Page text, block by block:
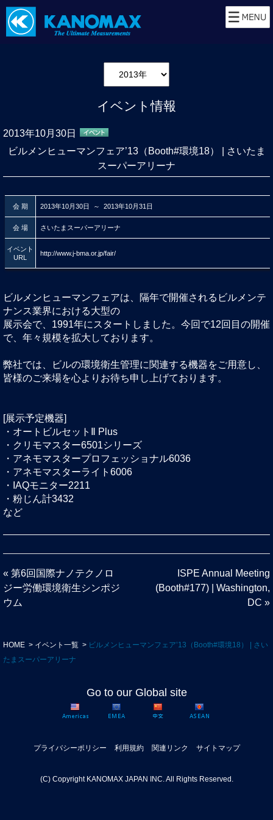
イベント情報
2013年10月30日
ビルメンヒューマンフェア’13（Booth#環境18） | さいたま
スーパーアリーナ
会 期 2013年10月30日 ～ 2013年10月31日
会 場 さいたまスーパーアリーナ
イベント
URL
http://www.j-bma.or.jp/fair/
ビルメンヒューマンフェアは、隔年で開催されるビルメンテ
ナンス業界における大型の
展示会で、1991年にスタートしました。今回で12回目の開催
で、年々規模を拡大しております。
弊社では、ビルの環境衛生管理に関連する機器をご用意し、
皆様のご来場を心よりお待ち申し上げております。
[展示予定機器]
・オートビルセットⅡ Plus
・クリモマスター6501シリーズ
・アネモマスタープロフェッショナル6036
・アネモマスターライト6006
・IAQモニター2211
・粉じん計3432
など
« 第6回国際ナノテクノロ
ジー労働環境衛生シンポジ
ウム
ISPE Annual Meeting
(Booth#177) | Washington,
DC »
HOME イベント一覧
ビルメンヒューマンフェア’13（Booth#環境18） | さい
たまスーパーアリーナ
Go to our Global site
プライバシーポリシー 利用規約 関連リンク サイトマップ
(C) Copyright KANOMAX JAPAN INC. All Rights Reserved.